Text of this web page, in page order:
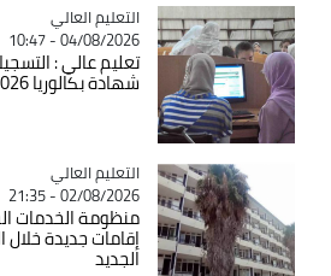
Catégorie
التعليم العالي
04/08/2026 - 10:47
تعليم عالي :
شهادة بكالوريا 2026 من 5 إلى 10 أوت
Catégorie
التعليم العالي
02/08/2026 - 21:35
إقامات جديدة خلال
الجديد